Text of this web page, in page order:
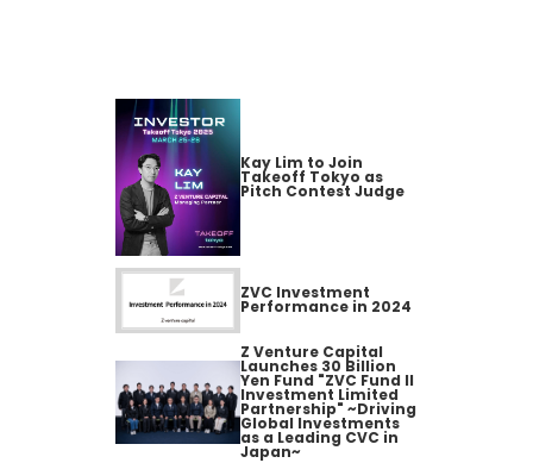
Kay Lim to Join
Takeoff Tokyo as
Pitch Contest Judge
ZVC Investment
Performance in 2024
Z Venture Capital
Launches 30 Billion
Yen Fund "ZVC Fund II
Investment Limited
Partnership" ~Driving
Global Investments
as a Leading CVC in
Japan~